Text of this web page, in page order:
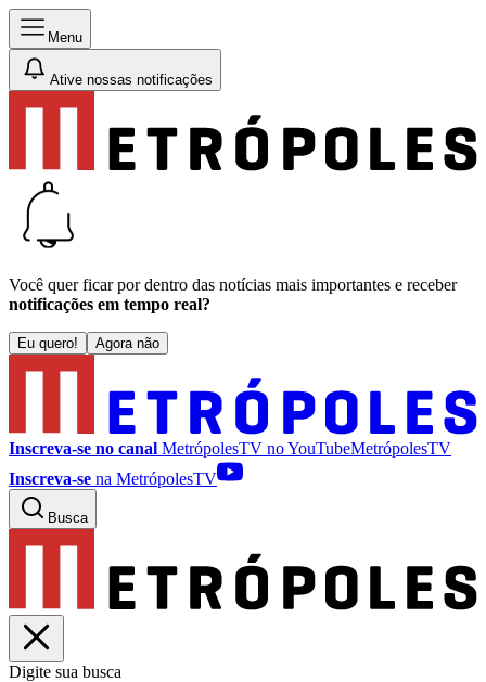
Menu
Ative nossas notificações
Você quer ficar por dentro das notícias mais importantes e receber
notificações em tempo real?
Eu quero! Agora não
Inscreva-se no canal MetrópolesTV noYouTubeMetrópolesTV
Inscreva-se na MetrópolesTV
Busca
Digite sua busca